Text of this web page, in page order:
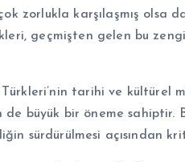
zorlukla karşılaşmış olsa
geçmişten gelen bu
tarihi ve kültürel
de büyük bir öneme sahiptir.
sürdürülmesi açısından